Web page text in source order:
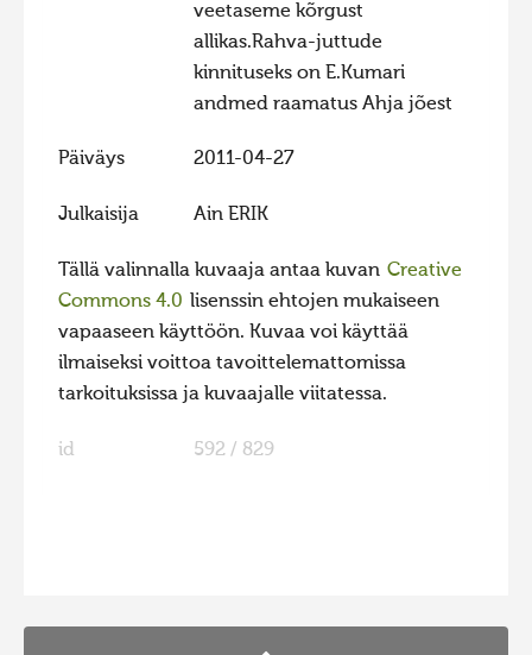
veetaseme kõrgust
allikas.Rahva-juttude
kinnituseks on E.Kumari
andmed raamatus Ahja jõest
Päiväys 2011-04-27
Julkaisija Ain ERIK
Tällä valinnalla kuvaaja antaa kuvan Creative
Commons 4.0 lisenssin ehtojen mukaiseen
vapaaseen käyttöön. Kuvaa voi käyttää
ilmaiseksi voittoa tavoittelemattomissa
tarkoituksissa ja kuvaajalle viitatessa.
id 592 / 829